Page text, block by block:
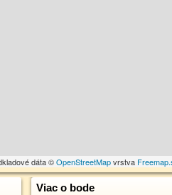
dáta ©OpenStreetMapvrstva
Viac o bode